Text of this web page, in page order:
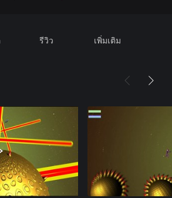
รีวิว เพิ่มเติม